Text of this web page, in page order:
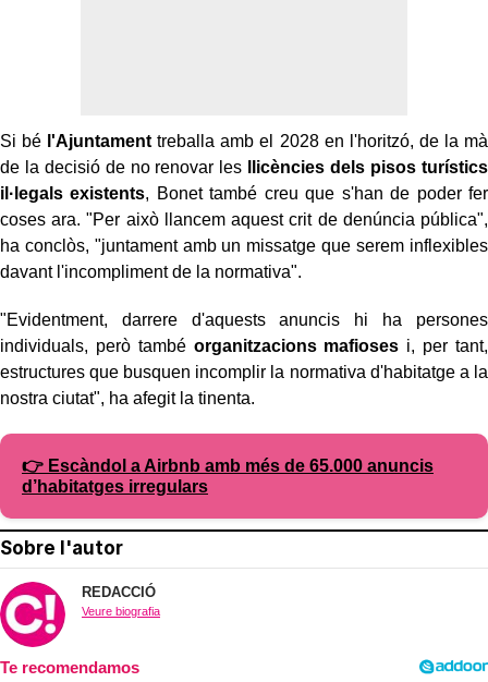
Si bé l'Ajuntament treballa amb el 2028 en l'horitzó, de la mà
de la decisió de no renovar les
llicències dels pisos turístics
il·legals existents, Bonet també creu que s'han de poder fer
coses ara. "Per això llancem aquest crit de denúncia pública",
ha conclòs, "juntament amb un missatge que serem inflexibles
davant l'incompliment de la normativa".
"Evidentment, darrere d'aquests anuncis hi ha persones
individuals, però també organitzacions mafioses i, per tant,
estructures que busquen incomplir la normativa d'habitatge a la
nostra ciutat", ha afegit la tinenta.
👉 Escàndol a Airbnb amb més de 65.000 anuncis
d’habitatges irregulars
Sobre l'autor
REDACCIÓ
Veure biografia